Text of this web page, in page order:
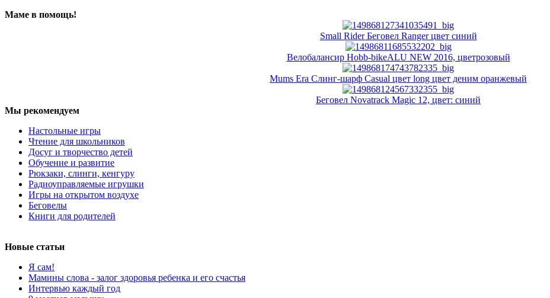
Маме в помощь!
Small Rider Беговел Ranger цвет синий
Велобалансир Hobb-bikeALU NEW 2016, цветрозовый
Mums Era Слинг-шарф Casual цвет long цвет деним оранжевый
Беговел Novatrack Magic 12, цвет: синий
Мы рекомендуем
Настольные игры
Чтение для школьников
Досуг и творчество детей
Обучение и развитие
Рюкзаки, слинги, кенгуру
Радиоуправляемые игрушки
Игры на открытом воздухе
Беговелы
Книги для родителей
Новые статьи
Я сам!
Мамины слова - залог здоровья ребенка и его счастья
Интервью каждый год